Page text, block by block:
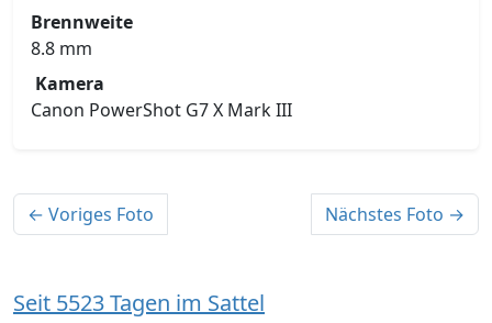
Brennweite
8.8 mm
Kamera
Canon PowerShot G7 X Mark III
← Voriges Foto Nächstes Foto →
Seit 5523 Tagen im Sattel